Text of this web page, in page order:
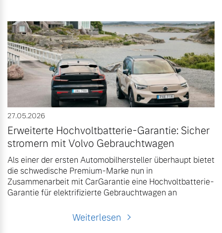
27.05.2026
Erweiterte Hochvoltbatterie-Garantie: Sicher
stromern mit Volvo Gebrauchtwagen
Als einer der ersten Automobilhersteller überhaupt bietet
die schwedische Premium-Marke nun in
Zusammenarbeit mit CarGarantie eine Hochvoltbatterie-
Garantie für elektrifizierte Gebrauchtwagen an
Weiterlesen